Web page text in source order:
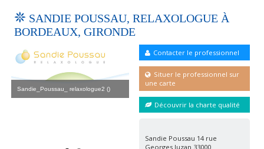
SANDIE POUSSAU, RELAXOLOGUE À
BORDEAUX, GIRONDE
Sandie_Poussau_ relaxologue2 ()
Contacter le professionnel
Situer le professionnel sur
une carte
Découvrir la charte qualité
Sandie Poussau 14 rue
Georges Juzan 33000